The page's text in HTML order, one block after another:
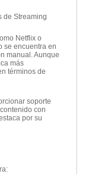
de Streaming
Netflix o
se encuentra en
manual. Aunque
más
términos de
soporte
con
por su